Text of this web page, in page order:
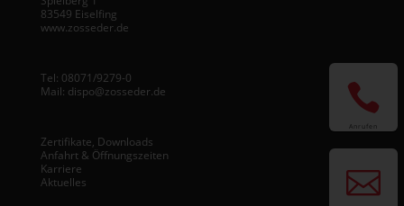

Anrufen

83549 Eiselfing
www.zosseder.de
Tel: 08071/9279-0
Mail: dispo@zosseder.de
Zertifikate, Downloads
Anfahrt & Öffnungszeiten
Karriere
Aktuelles